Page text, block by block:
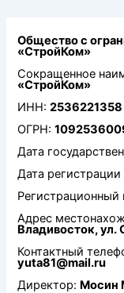
Общество с
«СтройКом»
Сокращенное
«СтройКом»
ИНН:2536221358
ОГРН:
Дата
Дата
Адрес
Владивосток, ул.
Контактный
yuta81@mail.ru
Директор: Мосин